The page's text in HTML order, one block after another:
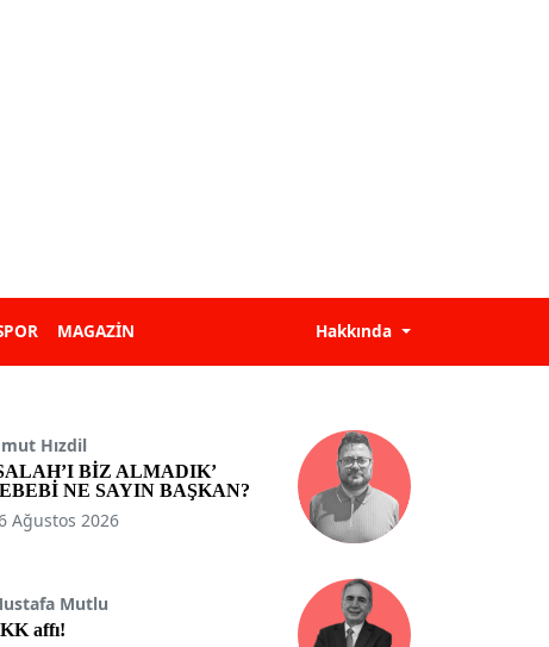
MAGAZİN Hakkında
Hızdil
BİZ ALMADIK’
NE SAYIN BAŞKAN?
Ağustos 2026
Mutlu
affı!